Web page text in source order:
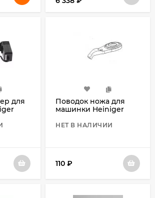
для
Поводок ножа для
машинки Heiniger
НЕТ В НАЛИЧИИ
110 ₽